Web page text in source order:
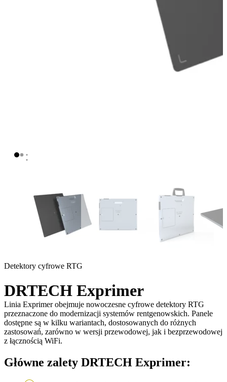
Detektory cyfrowe RTG
DRTECH Exprimer
Linia Exprimer obejmuje nowoczesne cyfrowe detektory RTG
przeznaczone do modernizacji systemów rentgenowskich. Panele
dostępne są w kilku wariantach, dostosowanych do różnych
zastosowań, zarówno w wersji przewodowej, jak i bezprzewodowej
z łącznością WiFi.
Główne zalety DRTECH Exprimer: